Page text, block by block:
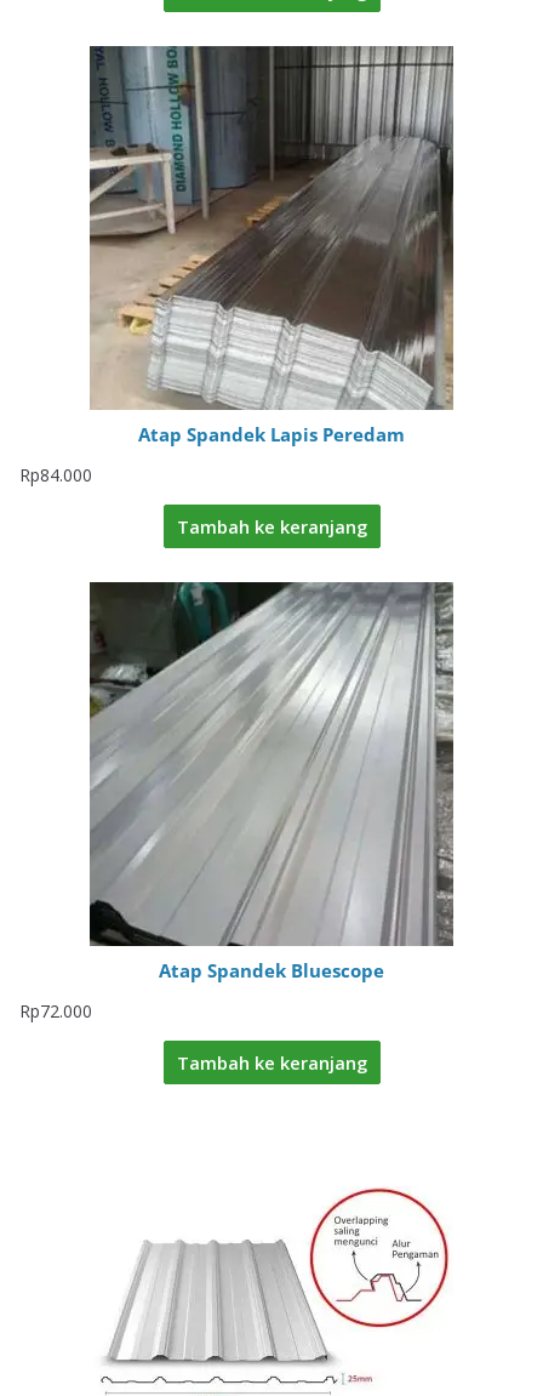
Atap Spandek Lapis Peredam
Rp84.000
Tambah ke keranjang
Atap Spandek Bluescope
Rp72.000
Tambah ke keranjang